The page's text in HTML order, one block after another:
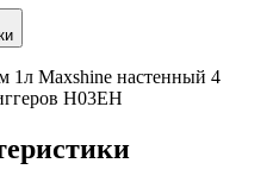
1л Maxshine настенный 4
H03EH